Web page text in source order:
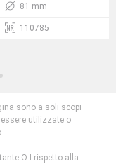
81 mm
110785
sono a soli scopi
utilizzate o
O-I rispetto alla